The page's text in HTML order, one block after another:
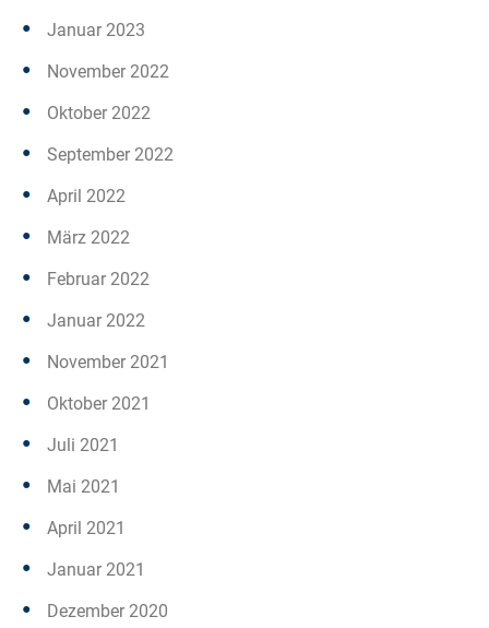
Januar 2023
November 2022
Oktober 2022
September 2022
April 2022
März 2022
Februar 2022
Januar 2022
November 2021
Oktober 2021
Juli 2021
Mai 2021
April 2021
Januar 2021
Dezember 2020